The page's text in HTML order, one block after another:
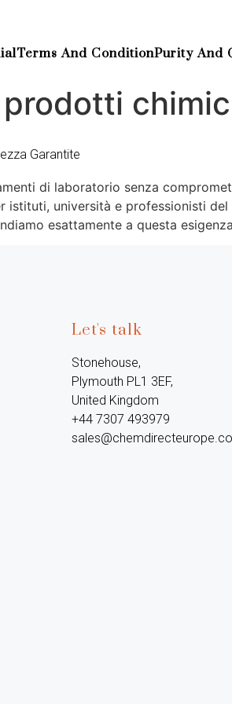
Terms And ConditionPurity And
Garantite
di laboratorio senza
università e professionisti
esattamente a questa
Let's talk
Stonehouse,
Plymouth PL1 3EF,
United Kingdom
+44 7307 493979